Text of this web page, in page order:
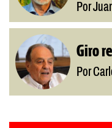
Por
Giro
Por